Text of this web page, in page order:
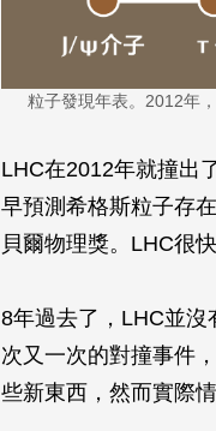
粒子發現年表。2012年
LHC在2012年就撞出
早預測希格斯粒子存
貝爾物理獎。LHC很
8年過去了，LHC並
次又一次的對撞事件
些新東西，然而實際